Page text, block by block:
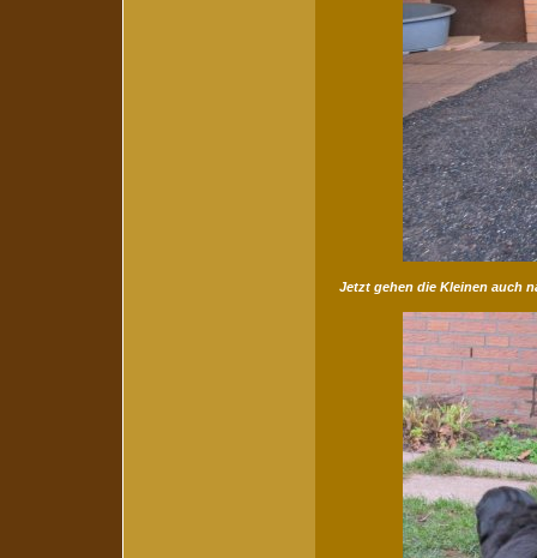
Jetzt gehen die Kleinen auch